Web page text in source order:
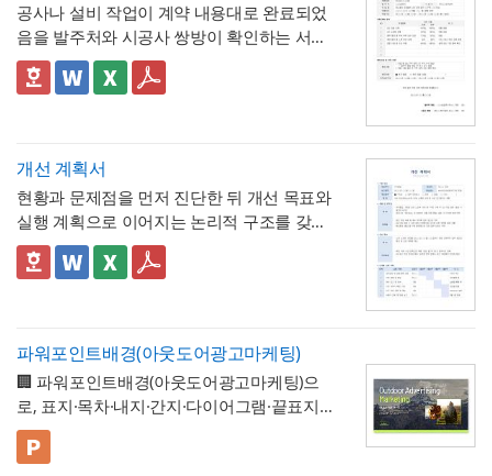
공사나 설비 작업이 계약 내용대로 완료되었
음을 발주처와 시공사 쌍방이 확인하는 서식
입니다. 작업항목별로 계획 수량과 완료 수량
을 나란히 대조하고, 하자 여부와 하자보증기
증할 수 있는 것이 특징입니다.
✅ 계획 대비 완료 수량 검증 및 하자 확인 관
다면 반드시 비고란에 그 사유(예 : 설계 변경,
현장 여건상 수량 조정 등)를 구체적으로 기재
해야 하며, 임의로 수량을 맞춰 기재하는 일이
없도록 해야 합니다. 하자여부를 "하자 없
음"으로 확인하는 경우에도 하자보증기간 내
에 새로운 하자가 발견될 수 있으므로, 이 확
두 명확히 인지하고 있어야 합니다.
💡 작성 팁
작업 완료 확인서는계획과 완료의 정확한 대
조가 가장 중요 하므로, 현장 실사를 통해 실제
완료된 개소·수량을 정확히 확인한 뒤 계획 수
고란에 그 사유를 구체적으로 남겨, 나중에 왜
수량 차이가 발생했는지 근거를 확인할 수 있
도록 하는 것이 중요합니다. 특이사항란에는
배선 등)과 그에 대한 처리 결과를 함께 기록
개선 계획서
현황과 문제점을 먼저 진단한 뒤 개선 목표와
실행 계획으로 이어지는 논리적 구조를 갖춘
업무 개선 보고서입니다. 개선분야를 IT·전산,
업무 프로세스, 안전, 품질 등으로 체크박스
👔 이 서식의 구성 특징
개선 과제를 하나의 표준 양식으로 통일 관리
가능
- 현황 및 문제점 섹션을 현황과 문제점으로
나누어 구성해, 단순 현상 나열이 아니라
개선이 필요한지 논리적 인과관계를 명확히
제시
- 개선 목표와 기대효과를 구분해, 무엇을 이
룰 것인지(목표)와 그 결과 무엇이 좋아지는지
(효과)를 별도로 서술함으로써 보고받는 결재
권자가
- 단계별 실행 계획표에 담당자와 주차별 일정
(0월0주~0월0주)을 매트릭스 형태로 배치해,
파워포인트배경(아웃도어광고마케팅)
🏢 파워포인트배경(아웃도어광고마케팅)으
로, 표지·목차·내지·간지·다이어그램·끝표지로
구성된 비즈니스 프레젠테이션 템플릿입니
다. 블랙 배경과 강렬한 라임그린 포인트 컬러
💡 사용 꿀팁